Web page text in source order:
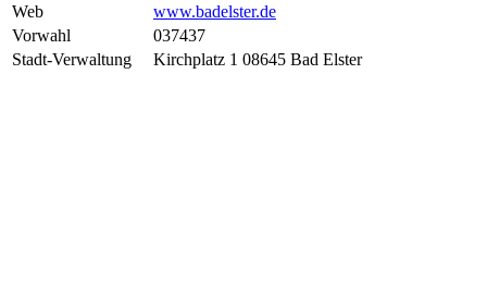
Web
www.badelster.de
Vorwahl
037437
Stadt-Verwaltung
Kirchplatz 1 08645 Bad Elster